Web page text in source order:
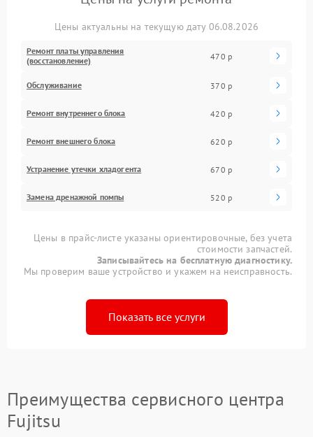
Цены актуальны на текущую дату 06.08.2026
Ремонт платы управления
(восстановление)
470 р
Обслуживание 370 р
Ремонт внутреннего блока 420 р
Ремонт внешнего блока 620 р
Устранение утечки хладогента 670 р
Замена дренажной помпы 520 р
Цены в прайс-листе указаны ориентировочные, без учета
стоимости запчастей.
Записывайтесь на бесплатную диагностику.
Мы проверим ваше устройство и укажем на неисправность.
Показать все услуги
Преимущества сервисного центра
Fujitsu